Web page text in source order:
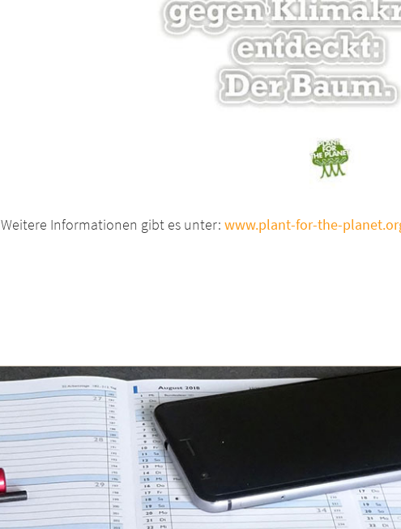
Weitere Informationen gibt es unter: www.plant-for-the-